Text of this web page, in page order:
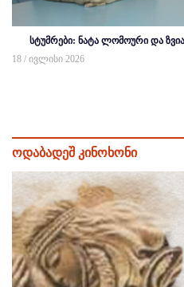
სტუმრები: ნატა ლომოური და
18 / ივლისი 2026
ოდაბადეშ კინოხონი